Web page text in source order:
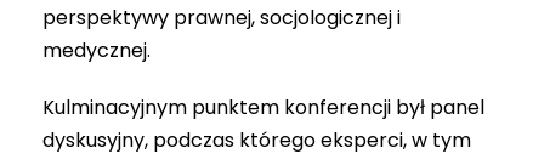
perspektywy prawnej, socjologicznej i
medycznej.
Kulminacyjnym punktem konferencji był panel
dyskusyjny, podczas którego eksperci, w tym